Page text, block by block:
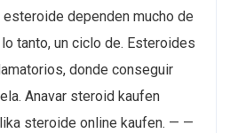
dependen mucho de
tanto, un ciclo de. Esteroides
donde conseguir
Anavar steroid kaufen
steroide online kaufen. — —